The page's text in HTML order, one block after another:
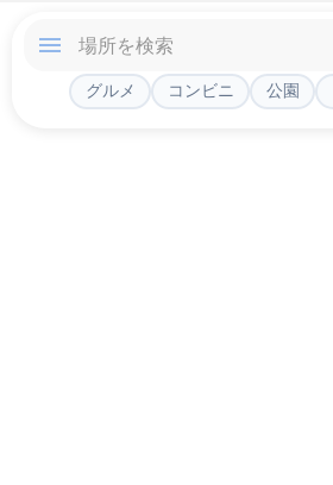
グルメ コンビニ 公園